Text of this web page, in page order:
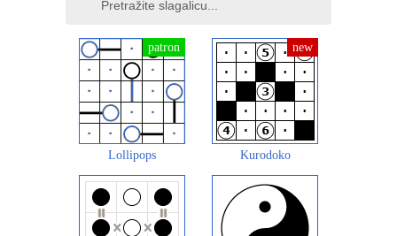
Lollipops Kurodoko